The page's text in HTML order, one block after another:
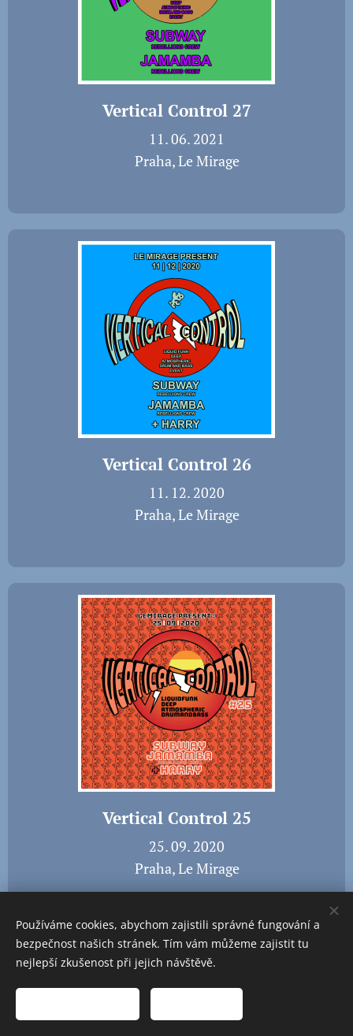
Vertical Control 27
📅 11. 06. 2021
📍 Praha, Le Mirage
Vertical Control 26
📅 11. 12. 2020
📍 Praha, Le Mirage
Vertical Control 25
📅 25. 09. 2020
📍 Praha, Le Mirage
🎬Video – Měřa
Používáme cookies, abychom zajistili správné fungování a
bezpečnost našich stránek. Tím vám můžeme zajistit tu
nejlepší zkušenost při jejich návštěvě.